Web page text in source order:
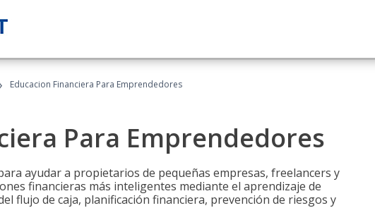
Educacion Financiera Para Emprendedores
Para Emprendedores
ayudar a propietarios de pequeñas empresas, freelancers y
financieras más inteligentes mediante el aprendizaje de
flujo de caja, planificación financiera, prevención de riesgos y